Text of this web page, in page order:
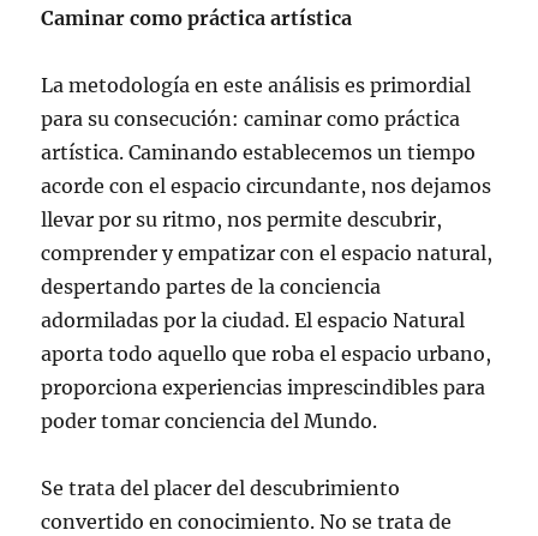
Caminar como práctica artística
La metodología en este análisis es primordial
para su consecución: caminar como práctica
artística. Caminando establecemos un tiempo
acorde con el espacio circundante, nos dejamos
llevar por su ritmo, nos permite descubrir,
comprender y empatizar con el espacio natural,
despertando partes de la conciencia
adormiladas por la ciudad. El espacio Natural
aporta todo aquello que roba el espacio urbano,
proporciona experiencias imprescindibles para
poder tomar conciencia del Mundo.
Se trata del placer del descubrimiento
convertido en conocimiento. No se trata de